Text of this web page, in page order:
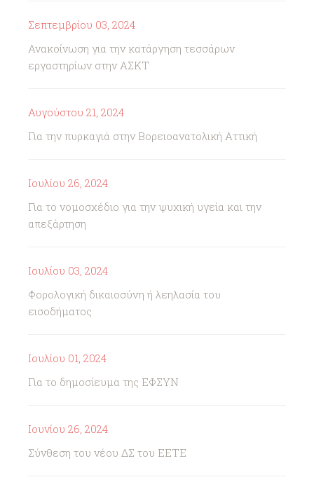
Σεπτεμβρίου 03, 2024
Ανακοίνωση για την κατάργηση τεσσάρων
εργαστηρίων στην ΑΣΚΤ
Αυγούστου 21, 2024
Για την πυρκαγιά στην Βορειοανατολική Αττική
Ιουλίου 26, 2024
Για το νομοσχέδιο για την ψυχική υγεία και την
απεξάρτηση
Ιουλίου 03, 2024
Φορολογική δικαιοσύνη ή λεηλασία του
εισοδήματος
Ιουλίου 01, 2024
Για το δημοσίευμα της ΕΦΣΥΝ
Ιουνίου 26, 2024
Σύνθεση του νέου ΔΣ του ΕΕΤΕ